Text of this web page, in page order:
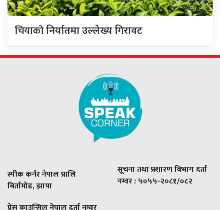
चियाकोनिर्यातमा उल्लेख्य गिरावट
स्पीक कर्नर नेपाल प्रालि
बिर्तामोड, झापा
सूचना तथा प्रशारण विभाग दर्ता
नम्वर : ५०५५-२०८१/०८२